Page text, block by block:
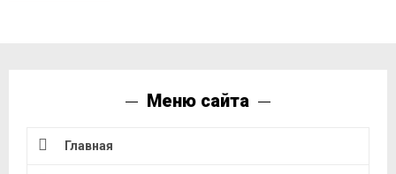
Меню сайта
Главная